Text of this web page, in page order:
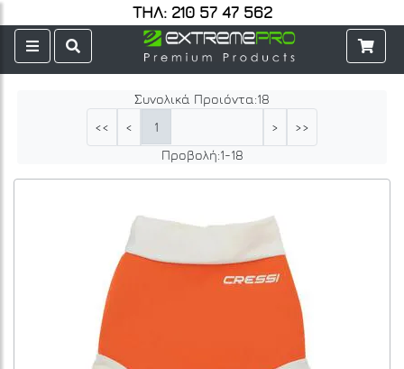
ΤΗΛ: 210 57 47 562
Συνολικά Προιόντα:18
<<
< 1 >
>>
Προβολή:1-18